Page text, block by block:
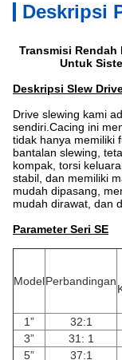
Deskripsi
Transmisi Rendah
Untuk
Deskripsi Slew
Drive slewing kami
sendiri.Cacing ini
tidak hanya memiliki
bantalan slewing,
kompak, torsi
stabil, dan memiliki
mudah dipasang,
mudah dirawat, dan
Parameter Seri SE
ModelPerbandingan
1” 32:1
3”
31: 1
5”
37:1